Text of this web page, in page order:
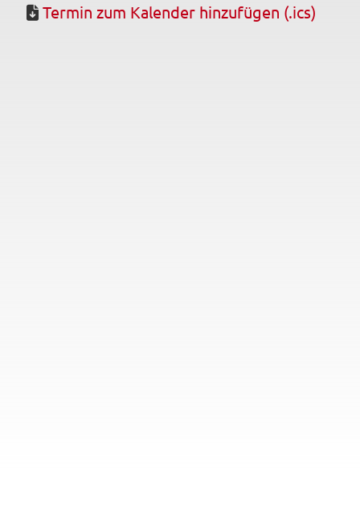
Termin zum Kalender hinzufügen (.ics)